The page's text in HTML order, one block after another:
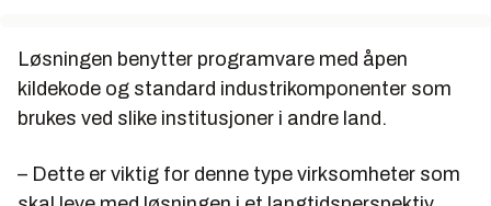
Løsningen benytter programvare med åpen
kildekode og standard industrikomponenter som
brukes ved slike institusjoner i andre land.
– Dette er viktig for denne type virksomheter som